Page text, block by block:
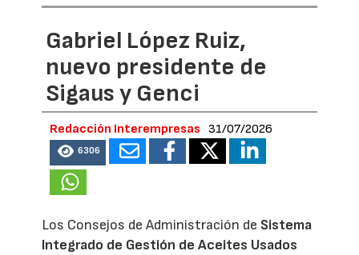
Gabriel López Ruiz,
nuevo presidente de
Sigaus y Genci
Redacción Interempresas 31/07/2026
6306
Los Consejos de Administración de Sistema
Integrado de Gestión de Aceites Usados